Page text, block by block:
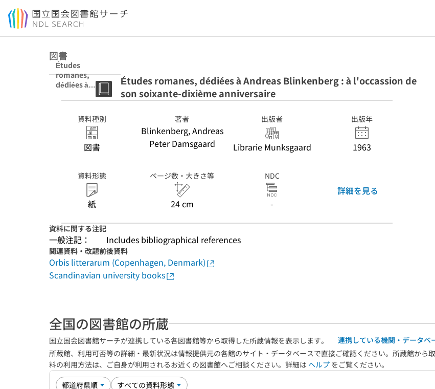
本文へ移動
図書
Études
romanes,
dédiées à
Blinkenberg : à
l'occassion de
son soixante-
anniversaire
Études romanes, dédiées à Andreas Blinkenberg : à l'occassion de
son soixante-dixième anniversaire
資料種別
図書
著者
Blinkenberg, Andreas
Peter Damsgaard
出版者
Librarie Munksgaard
出版年
1963
資料形態
紙
ページ数・大きさ等
24 cm
NDC
-
詳細を見る
資料に関する注記
一般注記： Includes bibliographical references
関連資料・改題前後資料
Orbis litterarum (Copenhagen, Denmark)
Scandinavian university books
全国の図書館の所蔵
国立国会図書館サーチが連携している各図書館等から取得した所蔵情報を表示します。
連携している機関・データベ
所蔵館、利用可否等の詳細・最新状況は情報提供元の各館のサイト・データベースで直接ご確認ください。所蔵館から
料の利用方法は、ご自身が利用されるお近くの図書館へご相談ください。詳細は ヘルプ をご覧ください。